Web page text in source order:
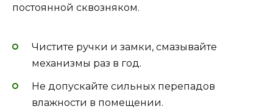
постоянной сквозняком.
Чистите ручки и замки, смазывайте
механизмы раз в год.
Не допускайте сильных перепадов
влажности в помещении.